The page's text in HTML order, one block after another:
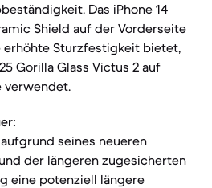
Das iPhone 14
Shield auf der Vorderseite
erhöhte Sturzfestigkeit bietet,
Gorilla Glass Victus 2 auf
verwendet.
seines neueren
der längeren zugesicherten
eine potenziell längere